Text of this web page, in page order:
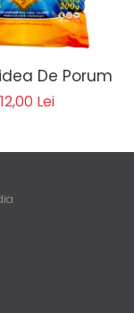
De Porumb
12,00 Lei